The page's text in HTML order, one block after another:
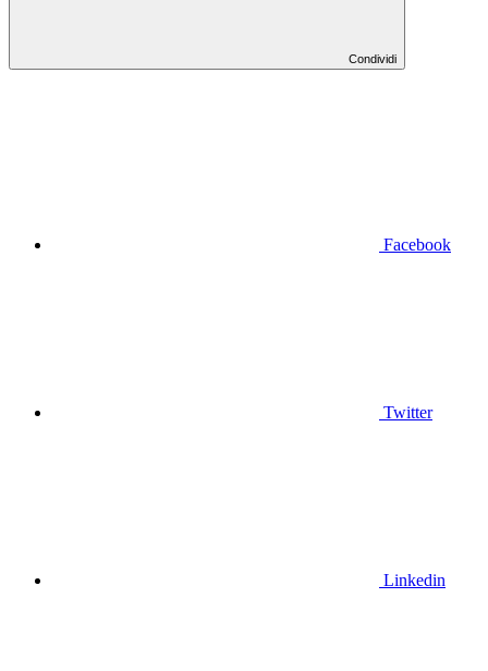
Condividi
Facebook
Twitter
Linkedin